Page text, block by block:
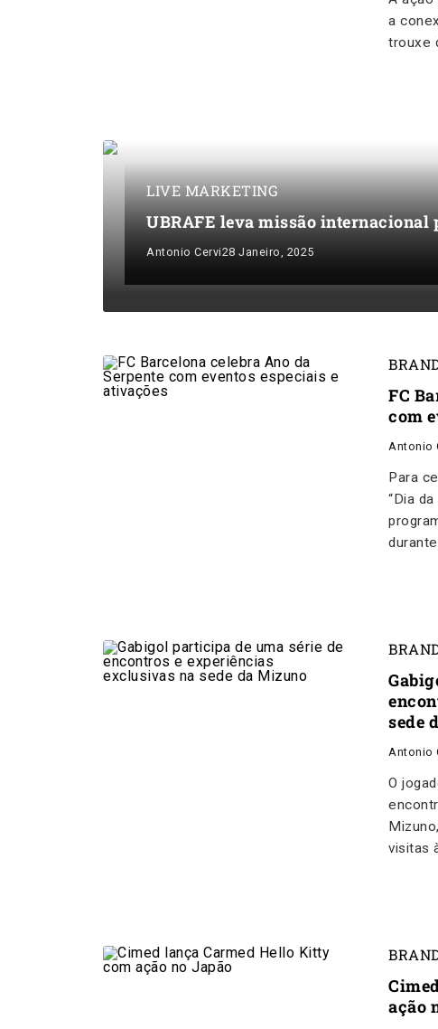
a
trouxe
LIVE MARKETING
UBRAFE leva missão internacional
Antonio Cervi28 Janeiro, 2025
FC
com
Antonio
Para
“Dia
sede
Antonio
O
visitas
ação